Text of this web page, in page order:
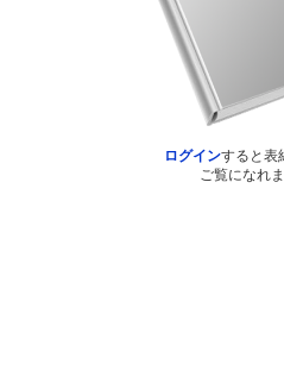
ログインすると表
ご覧になれ